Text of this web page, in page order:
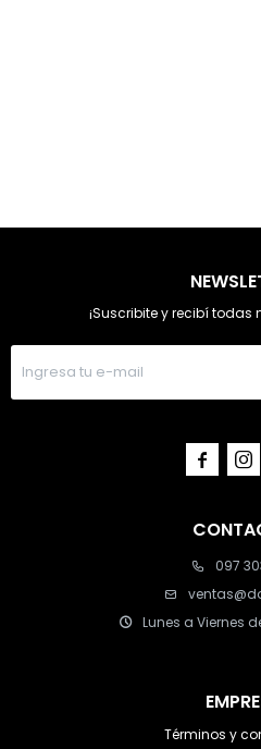
097
Lunes a Viernes
Términos y
¡Suscribite y recibí todas
 